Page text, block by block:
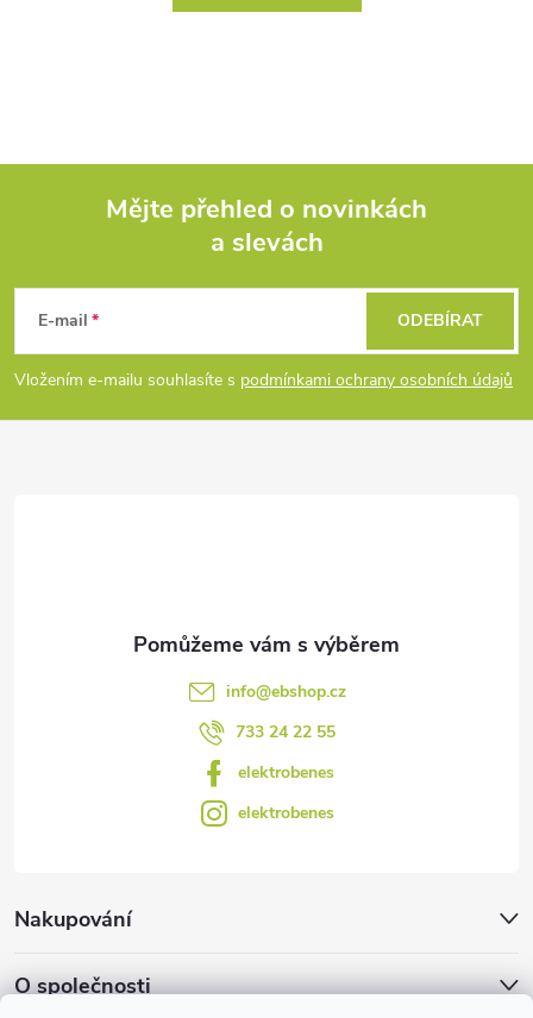
p
Mějte přehled o novinkách
a slevách
E-mail
Vložením e-mailu souhlasíte s podmínkami ochrany osobních údajů
ODEBÍRAT
Nakupování
O společnosti
info@ebshop.cz
733 24 22 55
elektrobenes
elektrobenes